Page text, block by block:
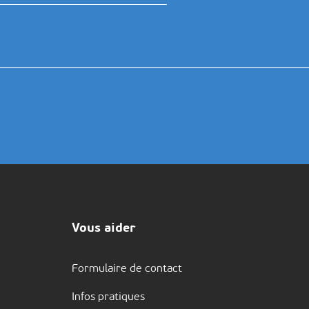
Vous aider
Formulaire de contact
Infos pratiques